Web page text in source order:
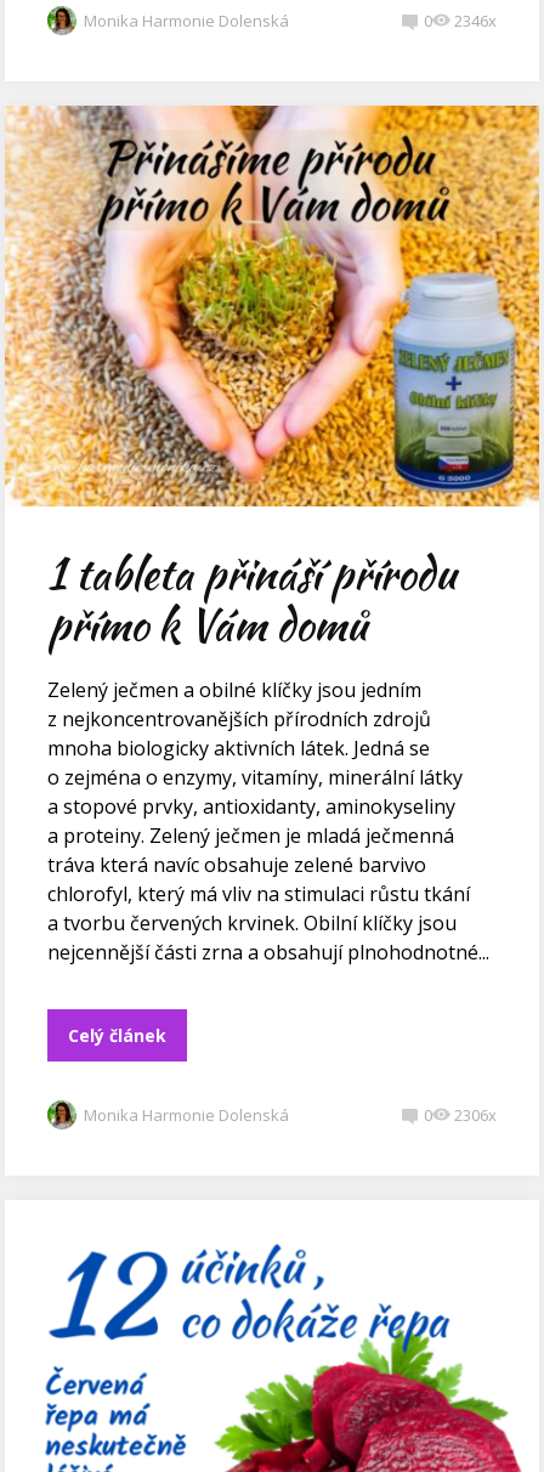
Monika Harmonie Dolenská 0 2346x
1 tableta přináší přírodu
přímo k Vám domů
Zelený ječmen a obilné klíčky jsou jedním
z nejkoncentrovanějších přírodních zdrojů
mnoha biologicky aktivních látek. Jedná se
o zejména o enzymy, vitamíny, minerální látky
a stopové prvky, antioxidanty, aminokyseliny
a proteiny. Zelený ječmen je mladá ječmenná
tráva která navíc obsahuje zelené barvivo
chlorofyl, který má vliv na stimulaci růstu tkání
a tvorbu červených krvinek. Obilní klíčky jsou
nejcennější části zrna a obsahují plnohodnotné...
Celý článek
Monika Harmonie Dolenská 0 2306x